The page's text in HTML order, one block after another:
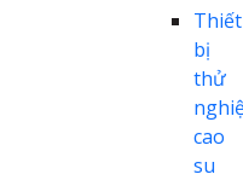
Thiết
bị
thử
cao
su